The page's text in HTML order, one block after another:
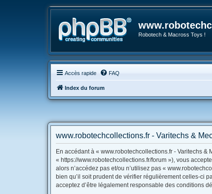
Robotech & Macross Toys !
Accès rapide FAQ
Index du forum
www.robotechcollections.fr - Varitechs &
En accédant à « www.robotechcollections.fr - Varitechs
« https://www.robotechcollections.fr/forum »), vous
alors n’accédez pas et/ou n’utilisez pas «
bien qu’il soit prudent de vérifier régulièrement celles-ci
acceptez d’être légalement responsable des conditions